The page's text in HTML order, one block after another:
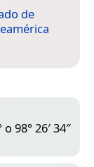
de
98° 26′ 34″